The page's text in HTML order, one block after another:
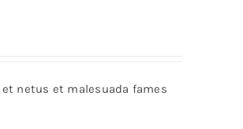
netus et malesuada fames